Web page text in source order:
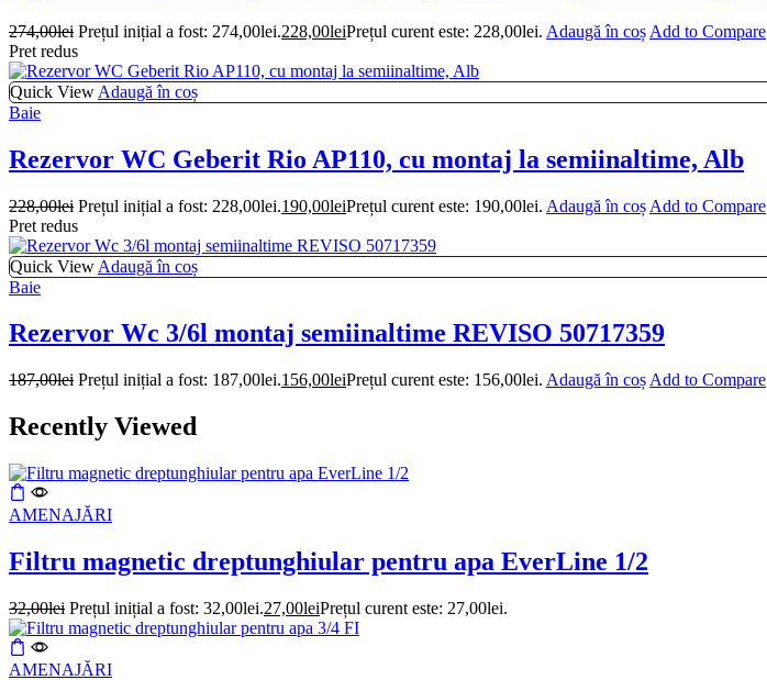
274,00lei Prețul inițial a fost: 274,00lei.228,00leiPrețul curent este: 228,00lei. Adaugă în coș Add to Compare
Pret redus
Quick View Adaugă în coș
Baie
Rezervor WC Geberit Rio AP110, cu montaj la semiinaltime, Alb
228,00lei Prețul inițial a fost: 228,00lei.190,00leiPrețul curent este: 190,00lei. Adaugă în coș Add to Compare
Pret redus
Quick View Adaugă în coș
Baie
Rezervor Wc 3/6l montaj semiinaltime REVISO 50717359
187,00lei Prețul inițial a fost: 187,00lei.156,00leiPrețul curent este: 156,00lei. Adaugă în coș Add to Compare
Recently Viewed
AMENAJĂRI
Filtru magnetic dreptunghiular pentru apa EverLine 1/2
32,00lei Prețul inițial a fost: 32,00lei.27,00leiPrețul curent este: 27,00lei.
AMENAJĂRI